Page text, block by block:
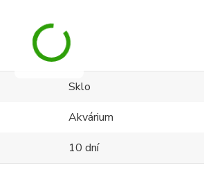
Sklo
Akvárium
10 dní